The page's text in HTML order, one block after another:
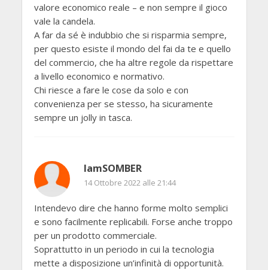
valore economico reale – e non sempre il gioco
vale la candela.
A far da sé è indubbio che si risparmia sempre,
per questo esiste il mondo del fai da te e quello
del commercio, che ha altre regole da rispettare
a livello economico e normativo.
Chi riesce a fare le cose da solo e con
convenienza per se stesso, ha sicuramente
sempre un jolly in tasca.
IamSOMBER
14 Ottobre 2022 alle 21:44
Intendevo dire che hanno forme molto semplici
e sono facilmente replicabili. Forse anche troppo
per un prodotto commerciale.
Soprattutto in un periodo in cui la tecnologia
mette a disposizione un’infinità di opportunità.